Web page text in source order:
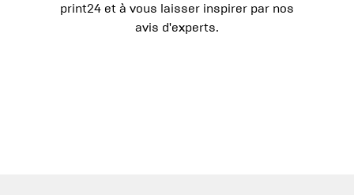
print24 et à vous laisser inspirer par nos
avis d'experts.